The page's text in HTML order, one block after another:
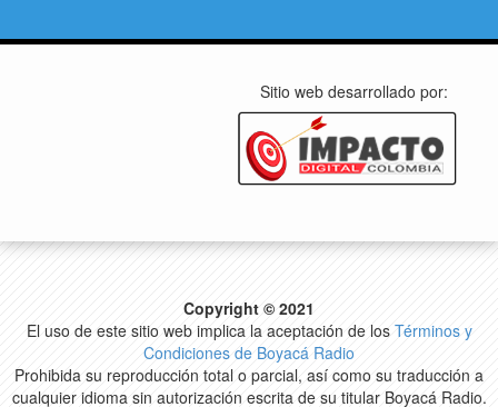
Sitio web desarrollado por:
Copyright © 2021
El uso de este sitio web implica la aceptación de los Términos y
Condiciones de Boyacá Radio
Prohibida su reproducción total o parcial, así como su traducción a
cualquier idioma sin autorización escrita de su titular Boyacá Radio.